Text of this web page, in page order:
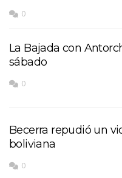
0
La Bajada con
sábado
0
Becerra repudió un
boliviana
0